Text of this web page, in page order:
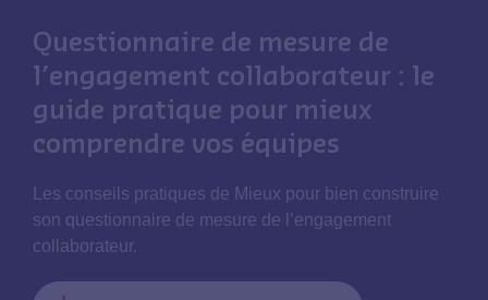
Questionnaire de mesure de
l’engagement collaborateur : le
guide pratique pour mieux
comprendre vos équipes
Les conseils pratiques de Mieux pour bien construire
son questionnaire de mesure de l’engagement
collaborateur.